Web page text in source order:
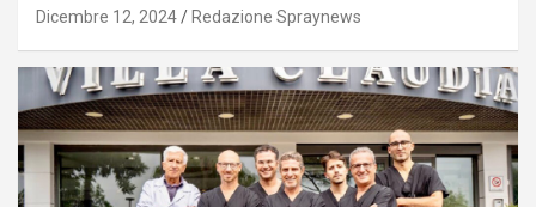
Dicembre 12, 2024 Redazione Spraynews